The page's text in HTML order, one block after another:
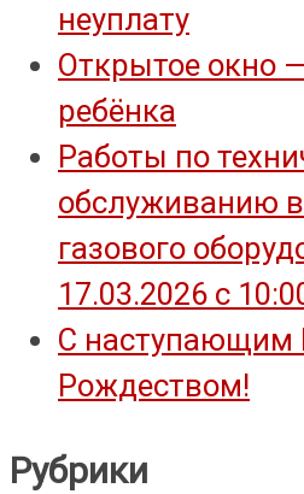
неуплату
Открытое окно
ребёнка
Работы по
обслуживанию
газового
17.03.2026 с
С наступающим
Рождеством!
Рубрики